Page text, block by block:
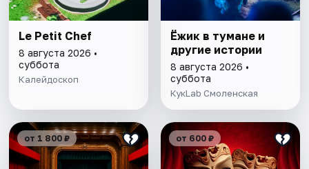
Le Petit Chef
8 августа 2026 •
суббота
Калейдоскоп
Ёжик в тумане и
другие истории
8 августа 2026 •
суббота
КукLab Смоленская
от 1 800 ₽ от 600 ₽